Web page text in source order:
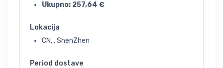
Ukupno: 257,64 €
Lokacija
CN, , ShenZhen
Period dostave